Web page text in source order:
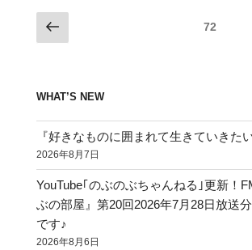
投
稿
ペ
ジ
送
り
前
の
ジ
固定ページ72
WHAT’S NEW
『好きなものに囲まれて生きていきた
2026年8月7日
YouTube｢のぶのぶちゃんねる｣更新！
ぶの部屋』第20回2026年7月28日放送
です♪
2026年8月6日